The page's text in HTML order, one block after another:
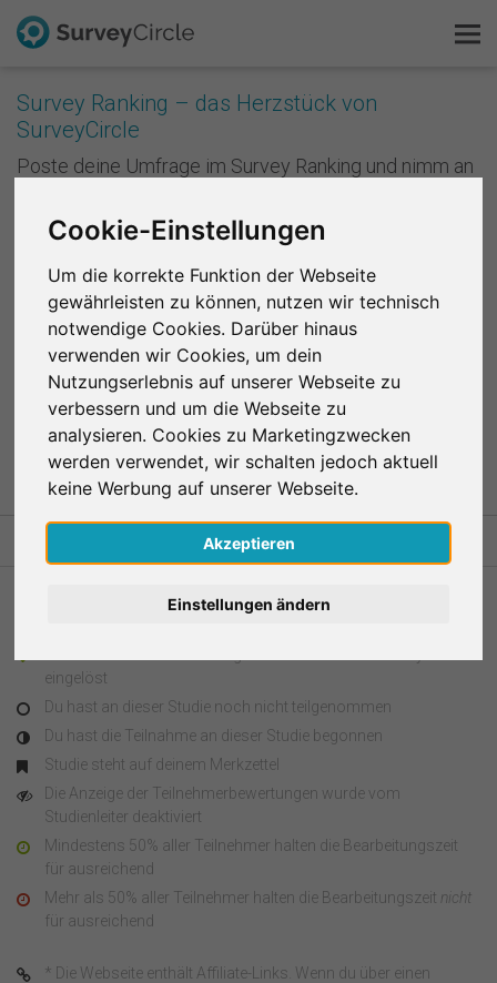
Cookie-Einstellungen
Um die korrekte Funktion der Webseite
gewährleisten zu können, nutzen wir technisch
notwendige Cookies. Darüber hinaus
verwenden wir Cookies, um dein
Nutzungserlebnis auf unserer Webseite zu
verbessern und um die Webseite zu
analysieren. Cookies zu Marketingzwecken
werden verwendet, wir schalten jedoch aktuell
keine Werbung auf unserer Webseite.
Akzeptieren
Einstellungen ändern
Survey Ranking – das Herzstück von
SurveyCircle
Poste deine Umfrage im Survey Ranking und nimm an
deiner Studie im Survey Ranking. Je besser deine
deiner Studie teil. Anders formuliert: Je mehr du
andere unterstützt, desto mehr Unterstützung
bekommst du zurück.
Registriere dich kostenlos, um bei SurveyCircle
Studienteilnehmer zu finden und spannende
Forschungsprojekte zu unterstützen.
Region 1 R 2 R 3 R 4 R 5
eingelöst
Du hast an dieser Studie noch nicht teilgenommen
Du hast die Teilnahme an dieser Studie begonnen
Studie steht auf deinem Merkzettel
Die Anzeige der Teilnehmerbewertungen wurde vom
Studienleiter deaktiviert
Mindestens 50% aller Teilnehmer halten die Bearbeitungszeit
für ausreichend
Mehr als 50% aller Teilnehmer halten die Bearbeitungszeit nicht
für ausreichend
* Die Webseite enthält Affiliate-Links. Wenn du über einen
Forschung entdecken
FAQ
Kostenlos registrieren
Anmelden
English
Nederlands